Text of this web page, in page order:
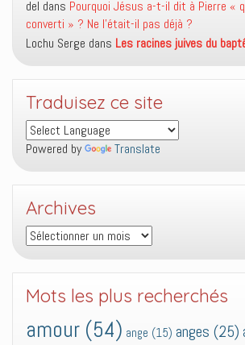
del dans Pourquoi Jésus a-t-il dit à Pierre «
converti » ? Ne l’était-il pas déjà ?
Lochu Serge dans Les racines juives du
Traduisez ce site
Powered by Translate
Archives
Archives
Mots les plus recherchés
amour (54) ange (15) anges (25)